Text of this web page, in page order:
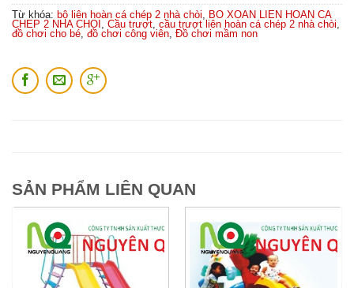
Từ khóa: bộ liên hoàn cá chép 2 nhà chòi
BO XOAN LIEN HOAN CA
CHEP 2 NHA CHOI
Cầu trượt cầu trượt liên hoàn cá chép 2 nhà chòi
đồ chơi cho bé đồ chơi công viên Đồ chơi mầm non
SẢN PHẨM LIÊN QUAN